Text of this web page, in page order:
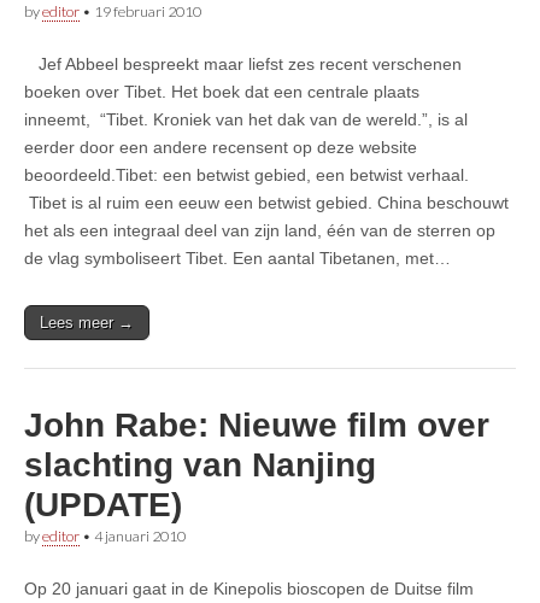
byeditor • 19 februari 2010
Jef Abbeel bespreekt maar liefst zes recent verschenen
boeken over Tibet. Het boek dat een centrale plaats
inneemt, “Tibet. Kroniek van het dak van de wereld.”, is al
eerder door een andere recensent op deze website
beoordeeld.Tibet: een betwist gebied, een betwist verhaal.
Tibet is al ruim een eeuw een betwist gebied. China beschouwt
het als een integraal deel van zijn land, één van de sterren op
de vlag symboliseert Tibet. Een aantal Tibetanen, met…
Lees meer →
John Rabe: Nieuwe film over
slachting van Nanjing
(UPDATE)
byeditor • 4 januari 2010
Op 20 januari gaat in de Kinepolis bioscopen de Duitse film